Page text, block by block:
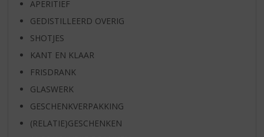
APERITIEF
GEDISTILLEERD OVERIG
SHOTJES
KANT EN KLAAR
FRISDRANK
GLASWERK
GESCHENKVERPAKKING
(RELATIE)GESCHENKEN